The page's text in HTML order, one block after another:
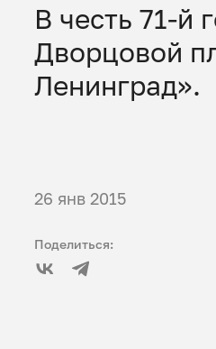
В честь 71-й
Дворцовой
Ленинград».
26 янв 2015
Поделиться: